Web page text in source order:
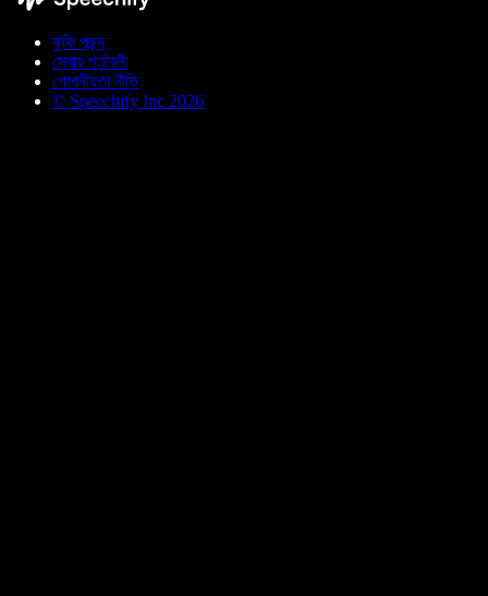
কুকি পছন্দ
সেবার শর্তাবলী
গোপনীয়তা নীতি
© Speechify Inc 2026